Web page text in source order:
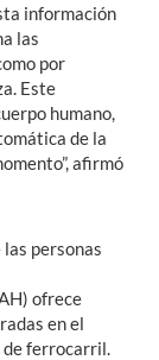
información
las
por
Este
humano,
de la
afirmó
personas
ofrece
en el
ferrocarril.